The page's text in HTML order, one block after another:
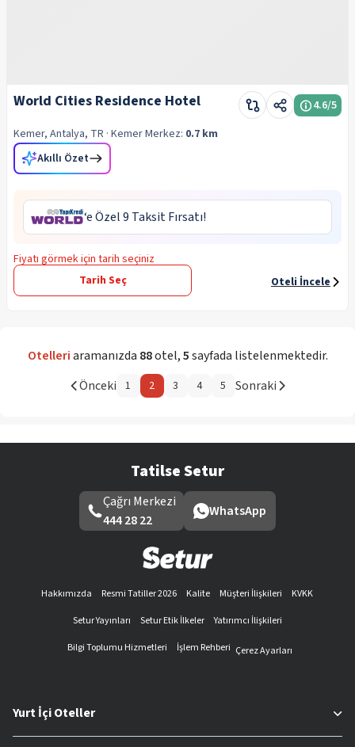
World Cities Residence Hotel 4.6/5
Kemer, Antalya, TR · KemerMerkez: 0.7 km
Akıllı Özet
‘e Özel 9 Taksit Fırsatı!
Fiyatı görmek için tarih seçiniz
Tarih Seç
Oteli İncele
Otelleriaramanızda 88otel,5sayfada listelenmektedir.
Önceki 1 2 3 4 5 Sonraki
Tatilse Setur
Çağrı Merkezi
444 28 22
WhatsApp
Hakkımızda Resmi Tatiller 2026 Kalite Müşteri İlişkileri
KVKK
Setur Yayınları
Setur Etik İlkeler
Yatırımcı İlişkileri
Bilgi Toplumu Hizmetleri
İşlem Rehberi Çerez Ayarları
Yurt İçi Oteller